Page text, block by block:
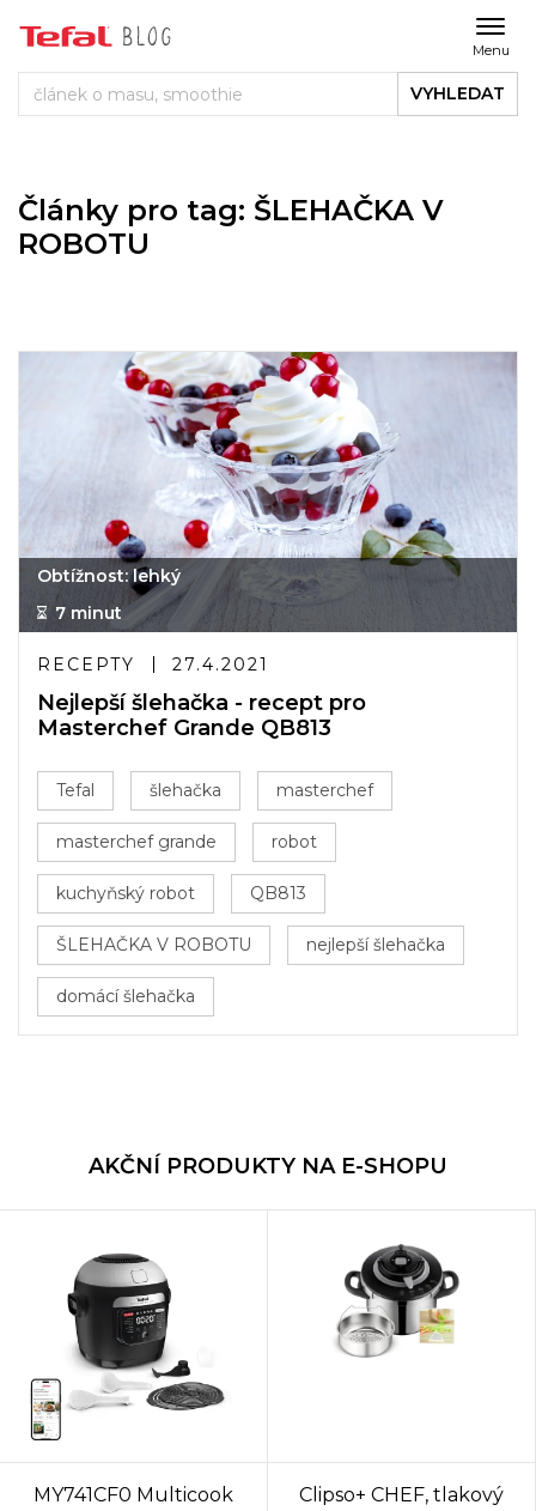
Menu
VYHLEDAT
Články pro tag: ŠLEHAČKA V
ROBOTU
Obtížnost: lehký
7 minut
RECEPTY 27.4.2021
Nejlepší šlehačka - recept pro
Masterchef Grande QB813
Tefal šlehačka masterchef
masterchef grande robot
kuchyňský robot QB813
ŠLEHAČKA V ROBOTU nejlepší šlehačka
domácí šlehačka
AKČNÍ PRODUKTY NA E-SHOPU
MY741CF0 Multicook
Clipso+ CHEF, tlakový